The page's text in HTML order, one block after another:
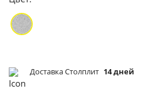
Доставка Столплит 14 дней